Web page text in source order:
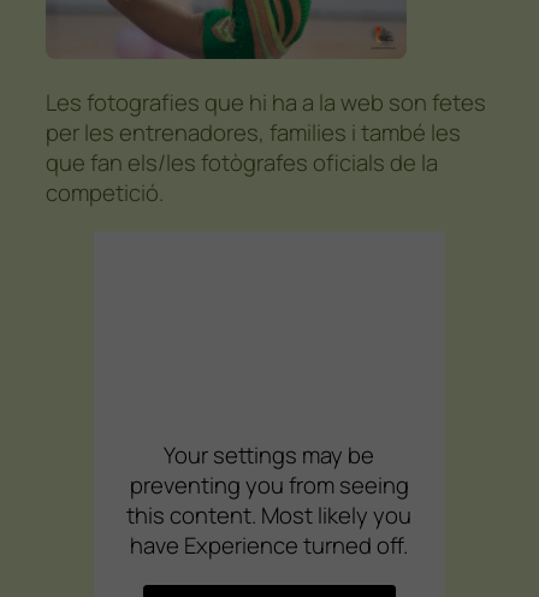
Les fotografies que hi ha a la web son fetes
per les entrenadores, families i també les
que fan els/les fotògrafes oficials de la
competició.
Your settings may be
preventing you from seeing
this content. Most likely you
have Experience turned off.